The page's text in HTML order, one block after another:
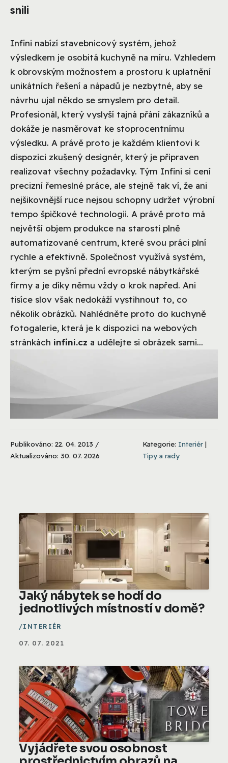
snili
Infini nabízí stavebnicový systém, jehož
výsledkem je osobitá kuchyně na míru. Vzhledem
k obrovským možnostem a prostoru k uplatnění
unikátních řešení a nápadů je nezbytné, aby se
návrhu ujal někdo se smyslem pro detail.
Profesionál, který vyslyší tajná přání zákazníků a
dokáže je nasměrovat ke stoprocentnímu
výsledku. A právě proto je každém klientovi k
dispozici zkušený designér, který je připraven
realizovat všechny požadavky. Tým Infini si cení
precizní řemeslné práce, ale stejně tak ví, že ani
nejšikovnější ruce nejsou schopny udržet výrobní
tempo špičkové technologii. A právě proto má
největší objem produkce na starosti plně
automatizované centrum, které svou práci plní
rychle a efektivně. Společnost využívá systém,
kterým se pyšní přední evropské nábytkářské
firmy a je díky němu vždy o krok napřed. Ani
tisíce slov však nedokáží vystihnout to, co
několik obrázků. Nahlédněte proto do kuchyně
fotogalerie, která je k dispozici na webových
stránkách infini.cz a udělejte si obrázek sami...
Publikováno: 22. 04. 2013 /
Aktualizováno: 30. 07. 2026
Kategorie: Interiér|
Tipy a rady
Jaký nábytek se hodí do
jednotlivých místností v domě?
INTERIÉR
07. 07. 2021
Vyjádřete svou osobnost